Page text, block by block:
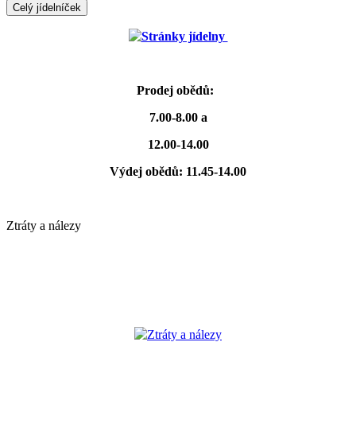
Celý jídelníček
Stránky jídelny
Prodej obědů:
7.00-8.00 a
12.00-14.00
Výdej obědů: 11.45-14.00
Ztráty a nálezy
Ztráty a nálezy